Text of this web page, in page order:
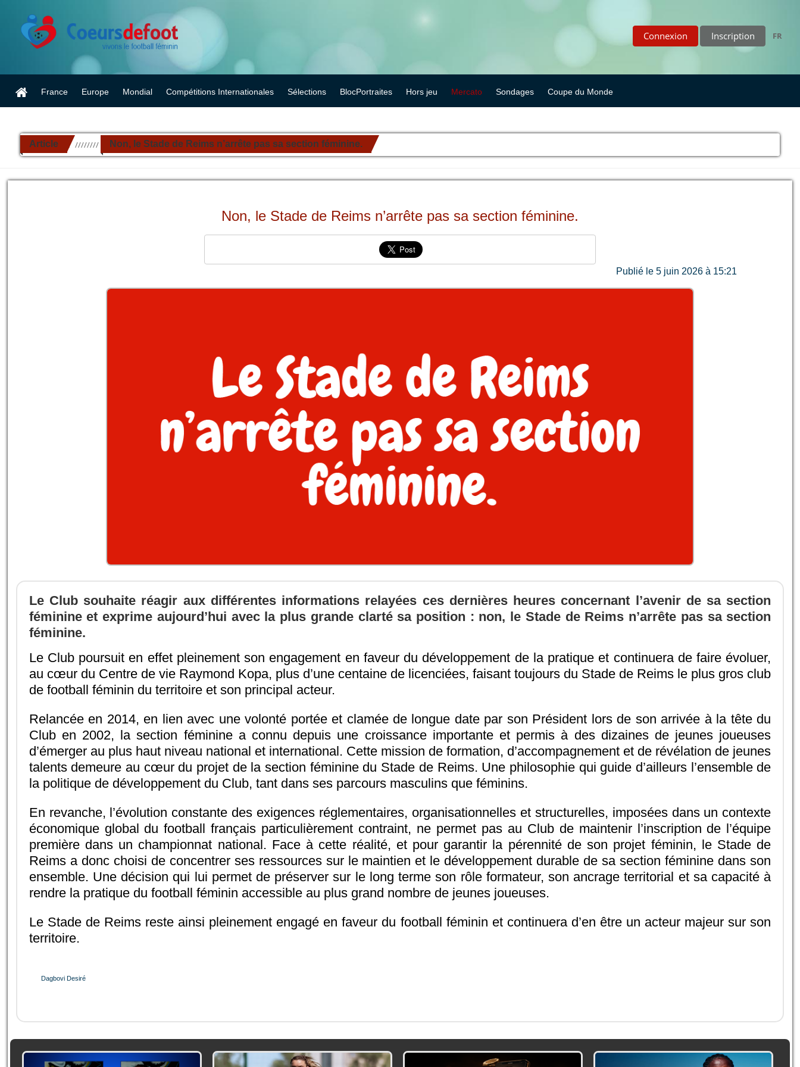
Connexion Inscription FR
France Europe Mondial Compétitions Internationales Sélections BlocPortraites Hors jeu Mercato Sondages Coupe du Monde
Article ////////// Non, le Stade de Reims n’arrête pas sa section féminine.
Non, le Stade de Reims n’arrête pas sa section féminine.
Publié le 5 juin 2026 à 15:21
Le Club souhaite réagir aux différentes informations relayées ces dernières heures concernant l’avenir de sa section
féminine et exprime aujourd’hui avec la plus grande clarté sa position : non, le Stade de Reims n’arrête pas sa section
féminine.
Le Club poursuit en effet pleinement son engagement en faveur du développement de la pratique et continuera de faire évoluer,
au cœur du Centre de vie Raymond Kopa, plus d’une centaine de licenciées, faisant toujours du Stade de Reims le plus gros club
de football féminin du territoire et son principal acteur.
Relancée en 2014, en lien avec une volonté portée et clamée de longue date par son Président lors de son arrivée à la tête du
Club en 2002, la section féminine a connu depuis une croissance importante et permis à des dizaines de jeunes joueuses
d’émerger au plus haut niveau national et international. Cette mission de formation, d’accompagnement et de révélation de jeunes
talents demeure au cœur du projet de la section féminine du Stade de Reims. Une philosophie qui guide d’ailleurs l’ensemble de
la politique de développement du Club, tant dans ses parcours masculins que féminins.
En revanche, l’évolution constante des exigences réglementaires, organisationnelles et structurelles, imposées dans un contexte
économique global du football français particulièrement contraint, ne permet pas au Club de maintenir l’inscription de l’équipe
première dans un championnat national. Face à cette réalité, et pour garantir la pérennité de son projet féminin, le Stade de
Reims a donc choisi de concentrer ses ressources sur le maintien et le développement durable de sa section féminine dans son
ensemble. Une décision qui lui permet de préserver sur le long terme son rôle formateur, son ancrage territorial et sa capacité à
rendre la pratique du football féminin accessible au plus grand nombre de jeunes joueuses.
Le Stade de Reims reste ainsi pleinement engagé en faveur du football féminin et continuera d’en être un acteur majeur sur son
territoire.
Dagbovi Desiré